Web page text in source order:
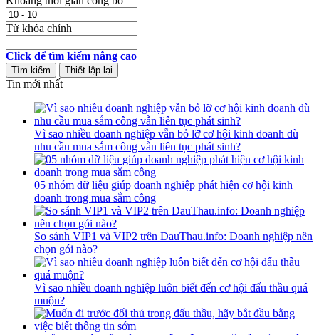
Từ khóa chính
Click để tìm kiếm nâng cao
Tin mới nhất
Vì sao nhiều doanh nghiệp vẫn bỏ lỡ cơ hội kinh doanh dù
nhu cầu mua sắm công vẫn liên tục phát sinh?
05 nhóm dữ liệu giúp doanh nghiệp phát hiện cơ hội kinh
doanh trong mua sắm công
So sánh VIP1 và VIP2 trên DauThau.info: Doanh nghiệp nên
chọn gói nào?
Vì sao nhiều doanh nghiệp luôn biết đến cơ hội đấu thầu quá
muộn?